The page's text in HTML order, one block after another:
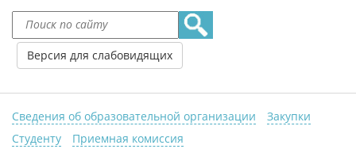
Версия для слабовидящих
Сведения об образовательной организации
Закупки
Студенту
Приемная комиссия